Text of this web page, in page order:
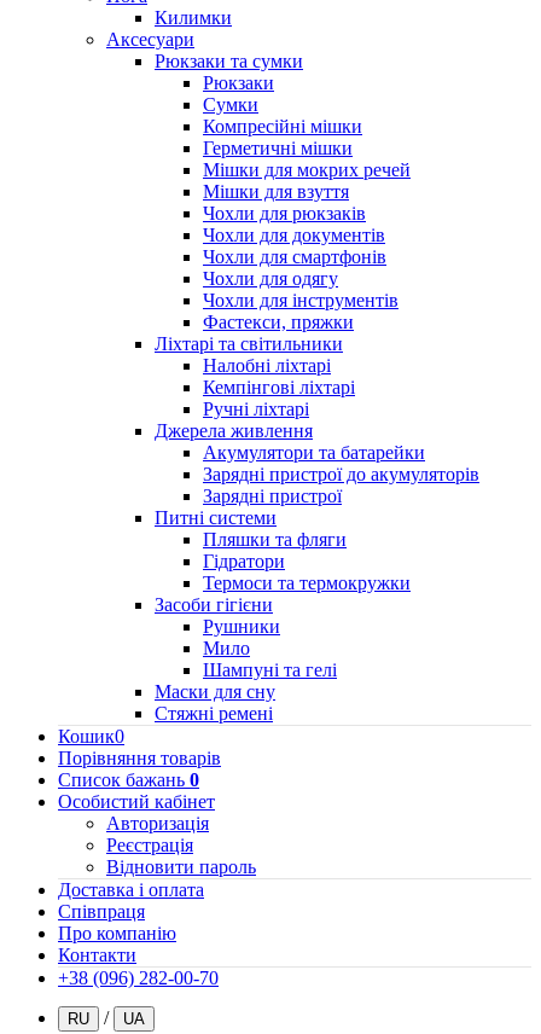
Килимки
Аксесуари
Рюкзаки та сумки
Рюкзаки
Сумки
Компресійні мішки
Герметичні мішки
Мішки для мокрих речей
Мішки для взуття
Чохли для рюкзаків
Чохли для документів
Чохли для смартфонів
Чохли для одягу
Чохли для інструментів
Фастекси, пряжки
Ліхтарі та світильники
Налобні ліхтарі
Кемпінгові ліхтарі
Ручні ліхтарі
Джерела живлення
Акумулятори та батарейки
Зарядні пристрої до акумуляторів
Зарядні пристрої
Питні системи
Пляшки та фляги
Гідратори
Термоси та термокружки
Засоби гігієни
Рушники
Мило
Шампуні та гелі
Маски для сну
Стяжні ремені
Кошик0
Порівняння товарів
Список бажань 0
Особистий кабінет
Авторизація
Реєстрація
Відновити пароль
Доставка і оплата
Співпраця
Про компанію
Контакти
+38 (096) 282-00-70
RU / UA